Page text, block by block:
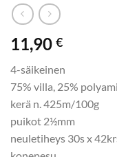
11,90 €
4-säikeinen
75% villa, 25%
kerä n. 425m/100g
puikot 2½mm
neuletiheys 30s x